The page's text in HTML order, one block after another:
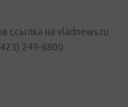
ссылка на vladnews.ru
249-8800